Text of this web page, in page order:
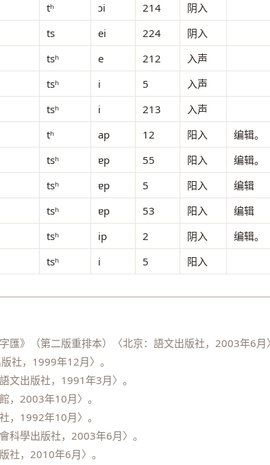
tʰ ɔi 214
阴入
ts ei 224
阴入
tsʰ e 212
入声
tsʰ i 5
入声
tsʰ i 213
入声
tʰ ap 12 阳入
编辑。
tsʰ ɐp 55 阳入
编辑。
tsʰ ɐp 5 阳入
编辑
tsʰ ɐp 53 阳入
编辑
tsʰ ip 2 阴入
编辑。
tsʰ i 5 阳入
匯》（第二版重排本）〈北京：語文出版社，2003年6月
社，1999年12月〉。
文出版社，1991年3月〉。
，2003年10月〉。
，1992年10月〉。
科學出版社，2003年6月〉。
社，2010年6月〉。